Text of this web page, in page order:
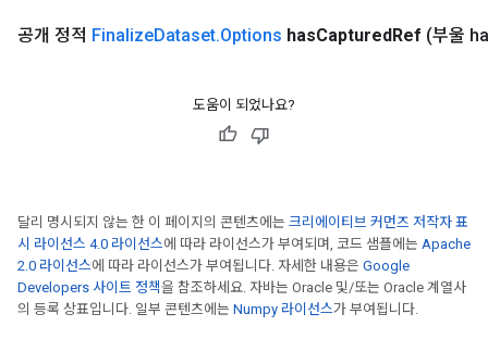
공개 정적 FinalizeDataset.Options hasCapturedRef (부울
도움이 되었나요?
달리 명시되지 않는 한 이 페이지의 콘텐츠에는 크리에이티브 커먼즈 저작자 표
시 라이선스 4.0 라이선스에 따라 라이선스가 부여되며, 코드 샘플에는 Apache
2.0 라이선스에 따라 라이선스가 부여됩니다. 자세한 내용은 Google
Developers 사이트 정책을 참조하세요. 자바는 Oracle 및/또는 Oracle 계열사
의 등록 상표입니다. 일부 콘텐츠에는 Numpy 라이선스가 부여됩니다.